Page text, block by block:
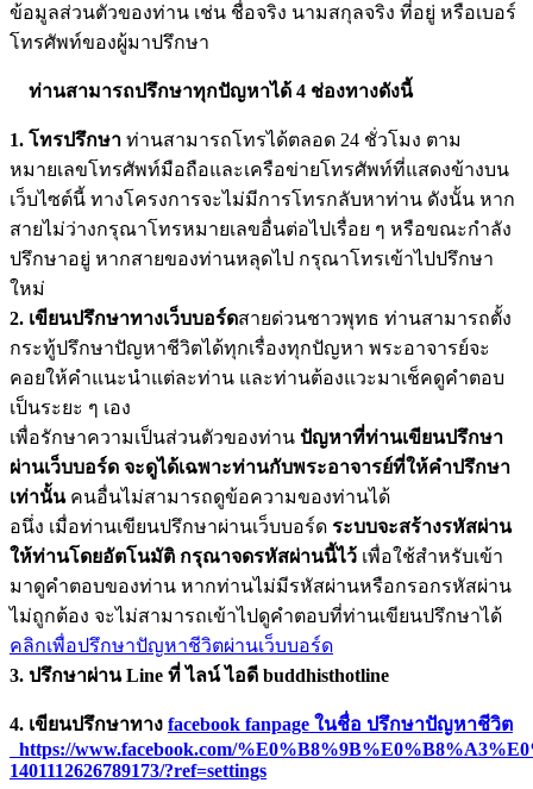
ข้อมูลส่วนตัวของท่าน เช่น ชื่อจริง นามสกุลจริง ที่อยู่ หรือเบอร์
โทรศัพท์ของผู้มาปรึกษา
ท่านสามารถปรึกษาทุกปัญหาได้ 4 ช่องทางดังนี้
1. โทรปรึกษา ท่านสามารถโทรได้ตลอด 24 ชั่วโมง ตาม
หมายเลขโทรศัพท์มือถือและเครือข่ายโทรศัพท์ที่แสดงข้างบน
เว็บไซต์นี้ ทางโครงการจะไม่มีการโทรกลับหาท่าน ดังนั้น หาก
สายไม่ว่างกรุณาโทรหมายเลขอื่นต่อไปเรื่อย ๆ หรือขณะกำลัง
ปรึกษาอยู่ หากสายของท่านหลุดไป กรุณาโทรเข้าไปปรึกษา
ใหม่
2. เขียนปรึกษาทางเว็บบอร์ดสายด่วนชาวพุทธ ท่านสามารถตั้ง
กระทู้ปรึกษาปัญหาชีวิตได้ทุกเรื่องทุกปัญหา พระอาจารย์จะ
คอยให้คำแนะนำแต่ละท่าน และท่านต้องแวะมาเช็คดูคำตอบ
เป็นระยะ ๆ เอง
เพื่อรักษาความเป็นส่วนตัวของท่าน ปัญหาที่ท่านเขียนปรึกษา
ผ่านเว็บบอร์ด จะดูได้เฉพาะท่านกับพระอาจารย์ที่ให้คำปรึกษา
เท่านั้นคนอื่นไม่สามารถดูข้อความของท่านได้
อนึ่ง เมื่อท่านเขียนปรึกษาผ่านเว็บบอร์ด ระบบจะสร้างรหัสผ่าน
ให้ท่านโดยอัตโนมัติ กรุณาจดรหัสผ่านนี้ไว้ เพื่อใช้สำหรับเข้า
มาดูคำตอบของท่าน หากท่านไม่มีรหัสผ่านหรือกรอกรหัสผ่าน
ไม่ถูกต้อง จะไม่สามารถเข้าไปดูคำตอบที่ท่านเขียนปรึกษาได้
คลิกเพื่อปรึกษาปัญหาชีวิตผ่านเว็บบอร์ด
3. ปรึกษาผ่าน Line ที่ ไลน์ ไอดี buddhisthotline
4. เขียนปรึกษาทาง facebook fanpage ในชื่อ ปรึกษาปัญหาชีวิต
https://www.facebook.com/
1401112626789173/?ref=settings